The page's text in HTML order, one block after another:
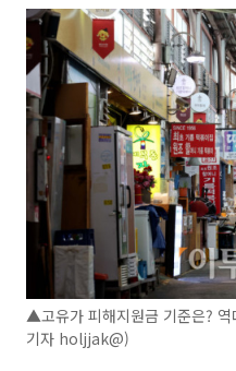
▲고유가 피해지원금 기준은?
기자 holjjak@)